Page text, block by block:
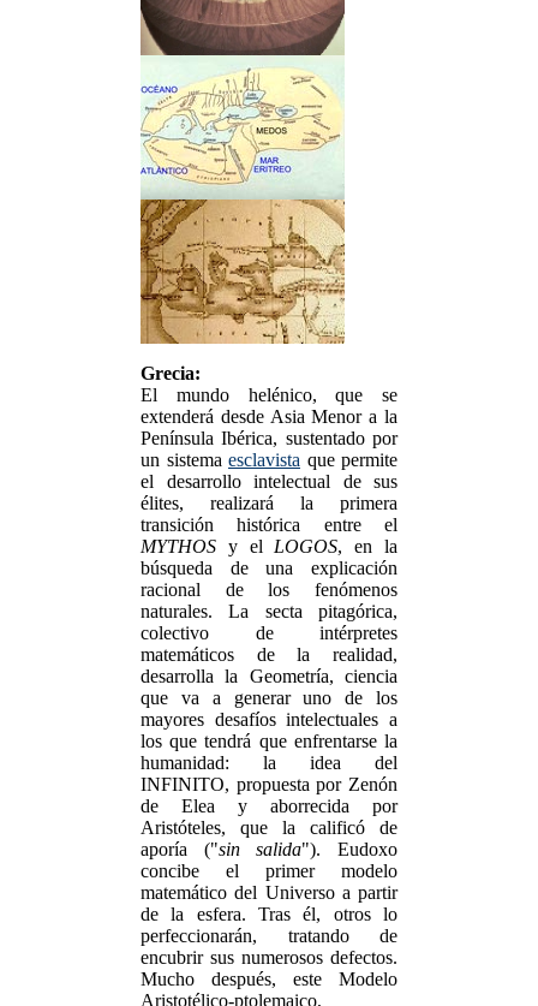
Grecia:
El mundo helénico, que se
extenderá desde Asia Menor a la
Península Ibérica, sustentado por
un sistema esclavista que permite
el desarrollo intelectual de sus
élites, realizará la primera
transición histórica entre el
MYTHOS y el LOGOS, en la
búsqueda de una explicación
racional de los fenómenos
naturales. La secta pitagórica,
colectivo de intérpretes
matemáticos de la realidad,
desarrolla la Geometría, ciencia
que va a generar uno de los
mayores desafíos intelectuales a
los que tendrá que enfrentarse la
humanidad: la idea del
INFINITO, propuesta por Zenón
de Elea y aborrecida por
Aristóteles, que la calificó de
aporía ("sin salida"). Eudoxo
concibe el primer modelo
matemático del Universo a partir
de la esfera. Tras él, otros lo
perfeccionarán, tratando de
encubrir sus numerosos defectos.
Mucho después, este Modelo
Aristotélico-ptolemaico,